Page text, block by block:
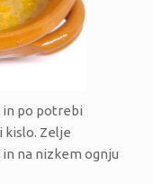
in po potrebi
kislo. Zelje
na nizkem ognju